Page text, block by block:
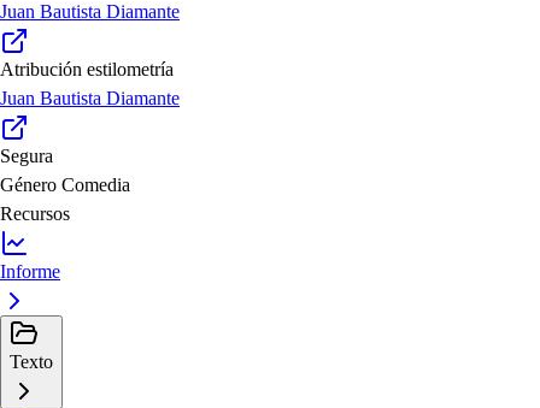
Juan Bautista Diamante
Atribución estilometría
Juan Bautista Diamante
Segura
Género Comedia
Recursos
Informe
Texto